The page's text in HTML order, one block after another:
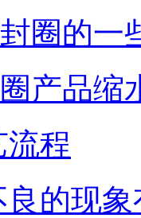
圈的一
产品
程
良的现